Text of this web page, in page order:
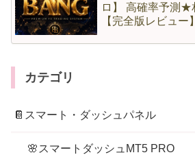
ロ】 高確率予測★
【完全版レビュー】
カテゴリ
📔スマート・ダッシュパネル
🌸スマートダッシュMT5 PRO